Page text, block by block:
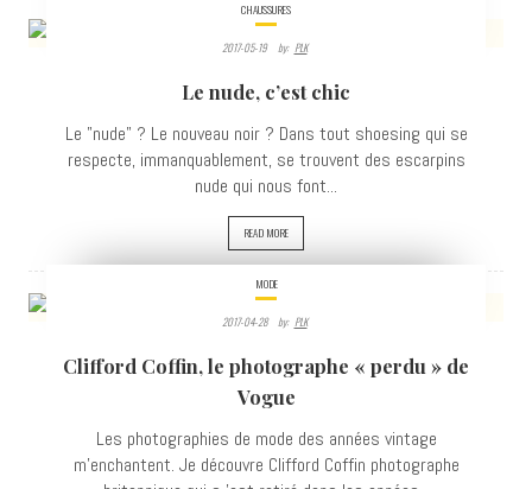
CHAUSSURES
2017-05-19 By: PLK
Le nude, c’est chic
Le "nude" ? Le nouveau noir ? Dans tout shoesing qui se
respecte, immanquablement, se trouvent des escarpins
nude qui nous font...
READ MORE
VIEWS
MODE
2017-04-28 By: PLK
Clifford Coffin, le photographe « perdu » de
Vogue
Les photographies de mode des années vintage
m'enchantent. Je découvre Clifford Coffin photographe